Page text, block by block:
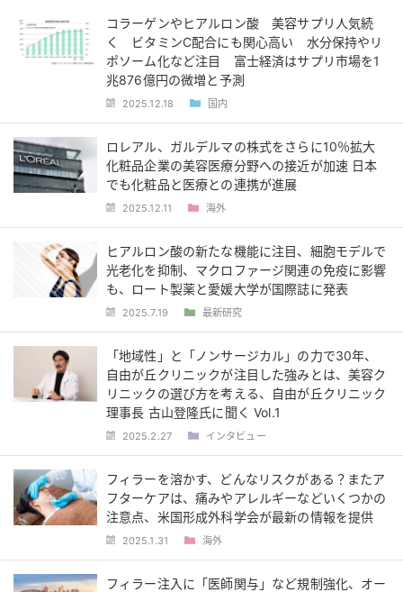
コラーゲンやヒアルロン酸 美容サプリ人気続
く ビタミンC配合にも関心高い 水分保持やリ
ポソーム化など注目 富士経済はサプリ市場を1
兆876億円の微増と予測
2025.12.18 国内
ロレアル、ガルデルマの株式をさらに10％拡大
化粧品企業の美容医療分野への接近が加速 日本
でも化粧品と医療との連携が進展
2025.12.11 海外
ヒアルロン酸の新たな機能に注目、細胞モデルで
光老化を抑制、マクロファージ関連の免疫に影響
も、ロート製薬と愛媛大学が国際誌に発表
2025.7.19 最新研究
「地域性」と「ノンサージカル」の力で30年、
自由が丘クリニックが注目した強みとは、美容ク
リニックの選び方を考える、自由が丘クリニック
理事長 古山登隆氏に聞く Vol.1
2025.2.27 インタビュー
フィラーを溶かす、どんなリスクがある？またア
フターケアは、痛みやアレルギーなどいくつかの
注意点、米国形成外科学会が最新の情報を提供
2025.1.31 海外
フィラー注入に「医師関与」など規制強化、オー